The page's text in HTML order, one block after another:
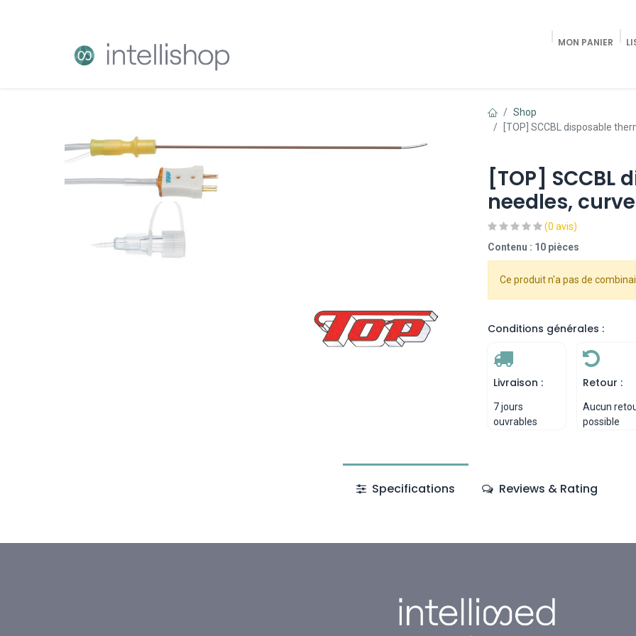
MON PANIER
Shop
[TOP] SCCBL disposable
[TOP]
needles,
(0 avis)
Contenu : 10 pièces
Ce produit n'a pas de
Conditions générales :
Livraison :
7 jours
ouvrables
Retour :
Aucun
possible
Specifications Reviews & Rating